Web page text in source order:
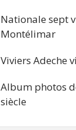
Nationale sept
Montélimar
Viviers Adeche
Album photos
siècle